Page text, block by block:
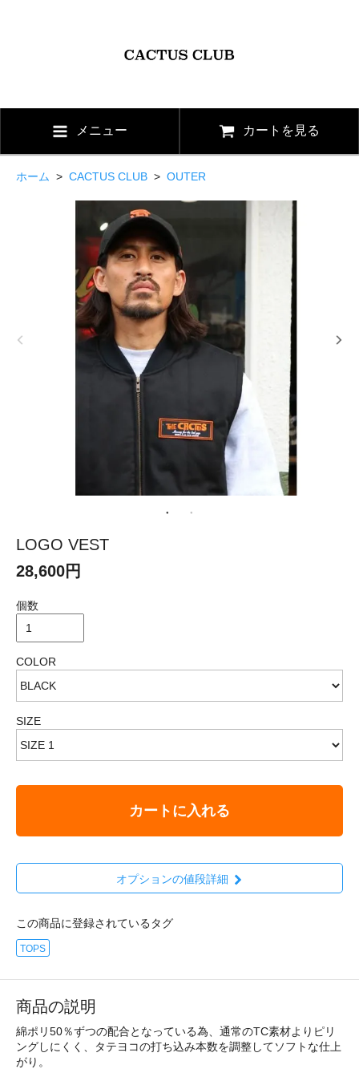
メニュー カートを見る
ホーム > CACTUS CLUB > OUTER
LOGO VEST
28,600円
個数
COLOR
SIZE
カートに入れる
オプションの値段詳細
この商品に登録されているタグ
TOPS
商品の説明
綿ポリ50％ずつの配合となっている為、通常のTC素材よりピリ
ングしにくく、タテヨコの打ち込み本数を調整してソフトな仕上
がり。